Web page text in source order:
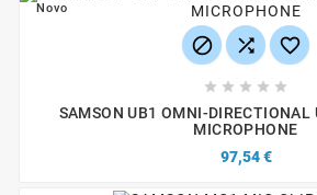
Novo
  
    
SAMSON UB1 OMNI-DIRECTIONAL
MICROPHONE
97,54 €